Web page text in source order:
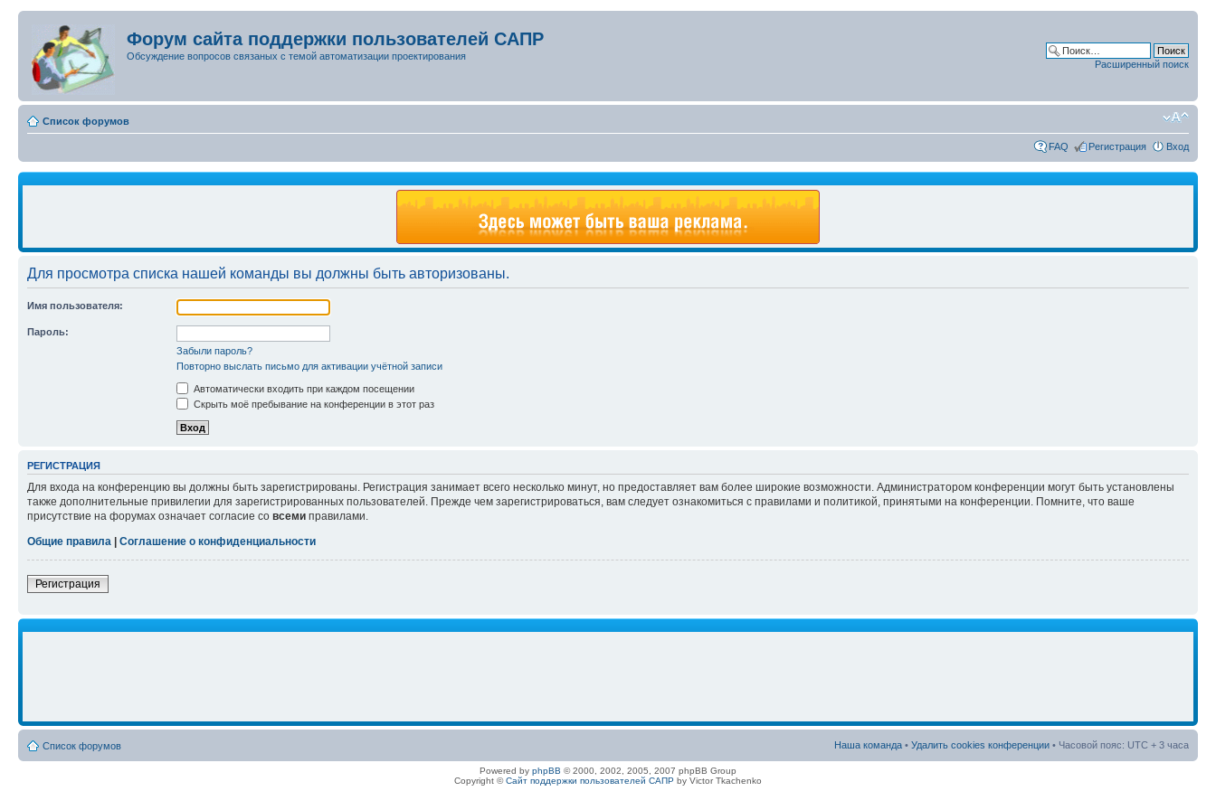
Форум сайта поддержки пользователей САПР
Обсуждение вопросов связаных с темой автоматизации проектирования
Расширенный поиск
Список форумов
FAQ Регистрация Вход
Для просмотра списка нашей команды вы должны быть авторизованы.
Имя пользователя:
Пароль:
Забыли пароль?
Повторно выслать письмо для активации учётной записи
Автоматически входить при каждом посещении
Скрыть моё пребывание на конференции в этот раз
РЕГИСТРАЦИЯ
Для входа на конференцию вы должны быть зарегистрированы. Регистрация занимает всего несколько минут, но предоставляет вам более широкие возможности. Администратором конференции могут быть установлены
также дополнительные привилегии для зарегистрированных пользователей. Прежде чем зарегистрироваться, вам следует ознакомиться с правилами и политикой, принятыми на конференции. Помните, что ваше
присутствие на форумах означает согласие со всеми правилами.
Общие правила | Соглашение о конфиденциальности
Регистрация
Список форумов Наша команда • Удалить cookies конференции • Часовой пояс: UTC + 3 часа
Powered by phpBB © 2000, 2002, 2005, 2007 phpBB Group
Copyright ©Сайт поддержки пользователей САПР by Victor Tkachenko